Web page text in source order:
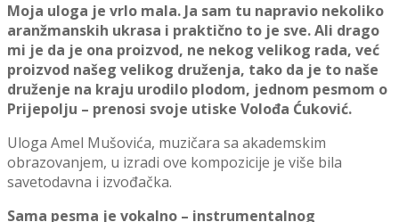
Moja uloga je vrlo mala. Ja sam tu napravio nekoliko
aranžmanskih ukrasa i praktično to je sve. Ali drago
mi je da je ona proizvod, ne nekog velikog rada, već
proizvod našeg velikog druženja, tako da je to naše
druženje na kraju urodilo plodom, jednom pesmom o
Prijepolјu – prenosi svoje utiske Volođa Ćuković.
Uloga Amel Mušovića, muzičara sa akademskim
obrazovanjem, u izradi ove kompozicije je više bila
savetodavna i izvođačka.
Sama pesma je vokalno – instrumentalnog